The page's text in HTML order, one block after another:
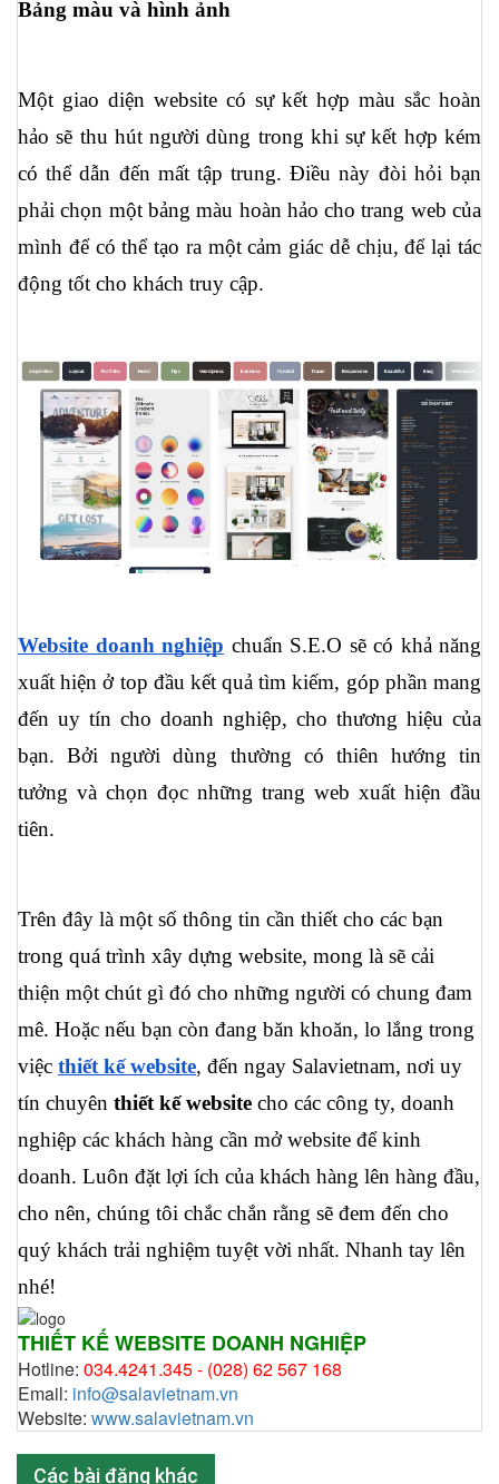
Bảng màu và hình ảnh
Một giao diện website có sự kết hợp màu sắc hoàn
hảo sẽ thu hút người dùng trong khi sự kết hợp kém
có thể dẫn đến mất tập trung. Điều này đòi hỏi bạn
phải chọn một bảng màu hoàn hảo cho trang web của
mình để có thể tạo ra một cảm giác dễ chịu, để lại tác
động tốt cho khách truy cập.
Website doanh nghiệp chuẩn S.E.O sẽ có khả năng
xuất hiện ở top đầu kết quả tìm kiếm, góp phần mang
đến uy tín cho doanh nghiệp, cho thương hiệu của
bạn. Bởi người dùng thường có thiên hướng tin
tưởng và chọn đọc những trang web xuất hiện đầu
tiên.
Trên đây là một số thông tin cần thiết cho các bạn
trong quá trình xây dựng website, mong là sẽ cải
thiện một chút gì đó cho những người có chung đam
mê. Hoặc nếu bạn còn đang băn khoăn, lo lắng trong
việc thiết kế website, đến ngay Salavietnam, nơi uy
tín chuyên thiết kế website cho các công ty, doanh
nghiệp các khách hàng cần mở website để kinh
doanh. Luôn đặt lợi ích của khách hàng lên hàng đầu,
cho nên, chúng tôi chắc chắn rằng sẽ đem đến cho
quý khách trải nghiệm tuyệt vời nhất. Nhanh tay lên
nhé!
THIẾT KẾ WEBSITE DOANH NGHIỆP
Hotline: 034.4241.345 - (028) 62 567 168
Email: info@salavietnam.vn
Website: www.salavietnam.vn
Các bài đăng khác